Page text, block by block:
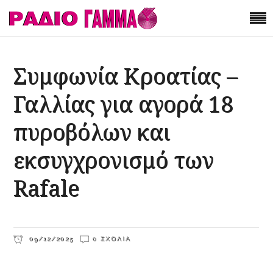
Συμφωνία Κροατίας –
Γαλλίας για αγορά 18
πυροβόλων και
εκσυγχρονισμό των
Rafale
09/12/2025 0 ΣΧΌΛΙΑ